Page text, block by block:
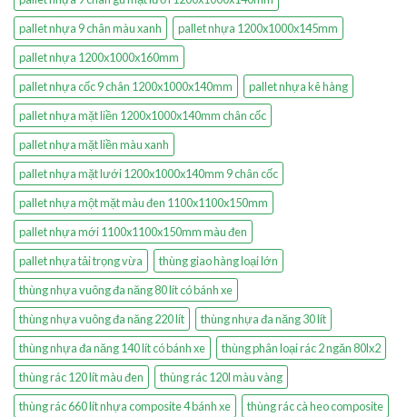
pallet nhựa 9 chân màu xanh
pallet nhựa 1200x1000x145mm
pallet nhựa 1200x1000x160mm
pallet nhựa cốc 9 chân 1200x1000x140mm
pallet nhựa kê hàng
pallet nhựa mặt liền 1200x1000x140mm chân cốc
pallet nhựa mặt liền màu xanh
pallet nhựa mặt lưới 1200x1000x140mm 9 chân cốc
pallet nhựa một mặt màu đen 1100x1100x150mm
pallet nhựa mới 1100x1100x150mm màu đen
pallet nhựa tải trọng vừa
thùng giao hàng loại lớn
thùng nhựa vuông đa năng 80 lít có bánh xe
thùng nhựa vuông đa năng 220 lít
thùng nhựa đa năng 30 lít
thùng nhựa đa năng 140 lít có bánh xe
thùng phân loại rác 2 ngăn 80lx2
thùng rác 120 lít màu đen
thùng rác 120l màu vàng
thùng rác 660 lít nhựa composite 4 bánh xe
thùng rác cà heo composite